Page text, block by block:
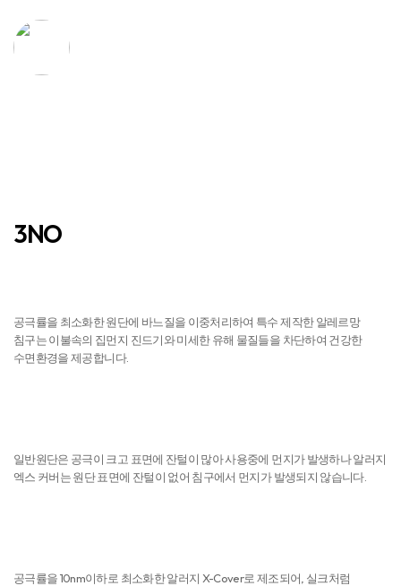
3NO
공극률을 최소화한 원단에 바느질을 이중처리하여 특수 제작한 알레르망
침구는 이불속의 집먼지 진드기와 미세한 유해 물질들을 차단하여 건강한
수면환경을 제공합니다.
일반원단은 공극이 크고 표면에 잔털이 많아 사용중에 먼지가 발생하나 알러지
엑스 커버는 원단 표면에 잔털이 없어 침구에서 먼지가 발생되지 않습니다.
공극률을 10nm이하로 최소화한 알러지 X-Cover로 제조되어, 실크처럼